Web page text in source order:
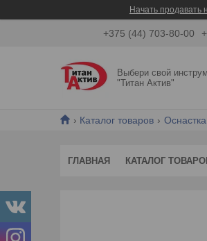
Начать продавать
+375 (44) 703-80-00
Выбери свой
"Титан Актив"
Каталог товаров
ГЛАВНАЯ КАТАЛОГ